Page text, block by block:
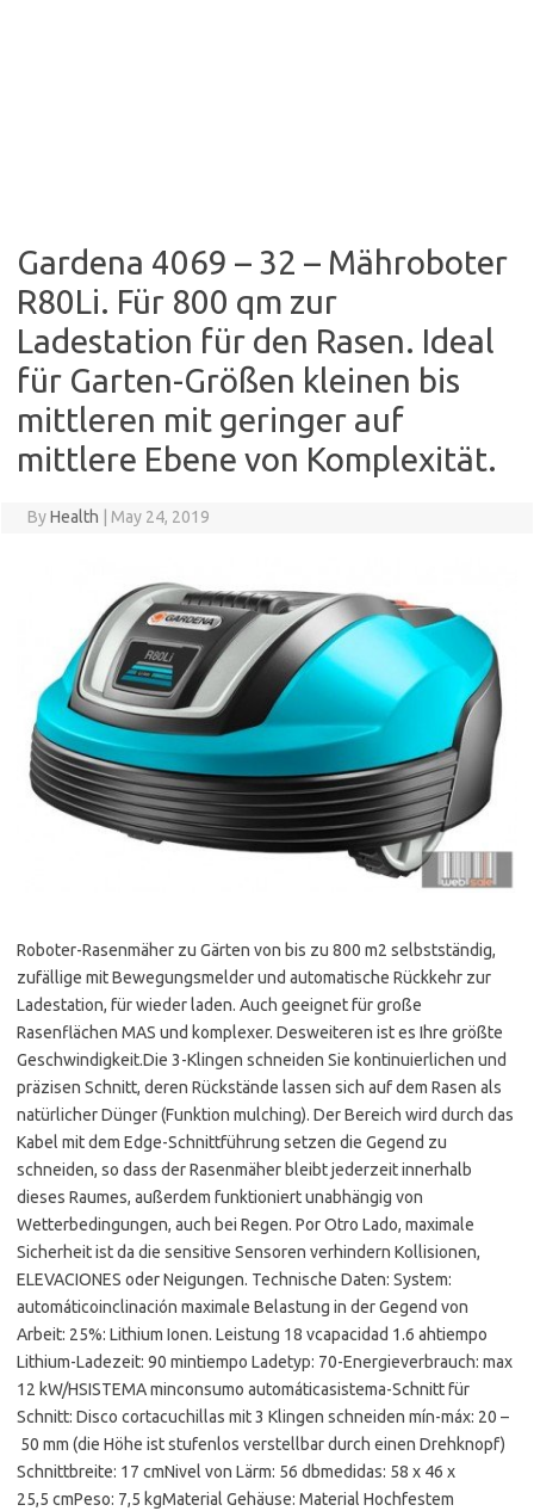
Gardena 4069 – 32 – Mähroboter
R80Li. Für 800 qm zur
Ladestation für den Rasen. Ideal
für Garten-Größen kleinen bis
mittleren mit geringer auf
mittlere Ebene von Komplexität.
ByHealth May 24, 2019
Roboter-Rasenmäher zu Gärten von bis zu 800 m2 selbstständig,
zufällige mit Bewegungsmelder und automatische Rückkehr zur
Ladestation, für wieder laden. Auch geeignet für große
Rasenflächen MAS und komplexer. Desweiteren ist es Ihre größte
Geschwindigkeit.Die 3-Klingen schneiden Sie kontinuierlichen und
präzisen Schnitt, deren Rückstände lassen sich auf dem Rasen als
natürlicher Dünger (Funktion mulching). Der Bereich wird durch das
Kabel mit dem Edge-Schnittführung setzen die Gegend zu
schneiden, so dass der Rasenmäher bleibt jederzeit innerhalb
dieses Raumes, außerdem funktioniert unabhängig von
Wetterbedingungen, auch bei Regen. Por Otro Lado, maximale
Sicherheit ist da die sensitive Sensoren verhindern Kollisionen,
ELEVACIONES oder Neigungen. Technische Daten: System:
automáticoinclinación maximale Belastung in der Gegend von
Arbeit: 25%: Lithium Ionen. Leistung 18 vcapacidad 1.6 ahtiempo
Lithium-Ladezeit: 90 mintiempo Ladetyp: 70-Energieverbrauch: max
12 kW/HSISTEMA minconsumo automáticasistema-Schnitt für
Schnitt: Disco cortacuchillas mit 3 Klingen schneiden mín-máx: 20 –
50 mm (die Höhe ist stufenlos verstellbar durch einen Drehknopf)
Schnittbreite: 17 cmNivel von Lärm: 56 dbmedidas: 58 x 46 x
25,5 cmPeso: 7,5 kgMaterial Gehäuse: Material Hochfestem